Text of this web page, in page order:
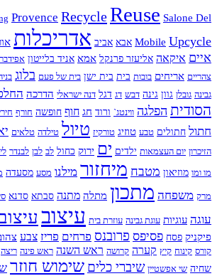
Provence Recycle Reuse Salone Del
Mobile Upcycle אבא אביב אדריכלות אור
איים איקאה אליעזר פרנקל אמא אניד בלייטון
צהריים אריחים בובות בית בית ישן בית של פעם בלוג
גבינה גובלן גוון גינה דבש דג דגל דנה ישראלי הדרכה
הסודית הפלגה ווינטג` ורוד חג חוף חופשה חורף חיריה
חתול חתולים טבע טוזיג טורקיז טיול טילדה טלאים
הזיכרון יום העצמאות ילדים ים ירוק כחול לב לבן לבנדר
מו ומו מוזיאון מטבח מיחזור מילנו מסע מסעדה
מרק משפחה מתכון מתלה מתנה סבתא סדנא
עוגה עוגיות עוגת גבינה עוזרת בית עיצוב
פיקניק פסח פסיפס פרובנס פרחים פריז צבע צהוב
קורס קינוח קיץ קערה קרושה ראש השנה ראש פינה ריצה
שחיה שי אפשטיין שיברי כליםשימוש חוזר